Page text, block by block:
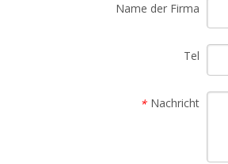
Name der Firma
Tel
* Nachricht